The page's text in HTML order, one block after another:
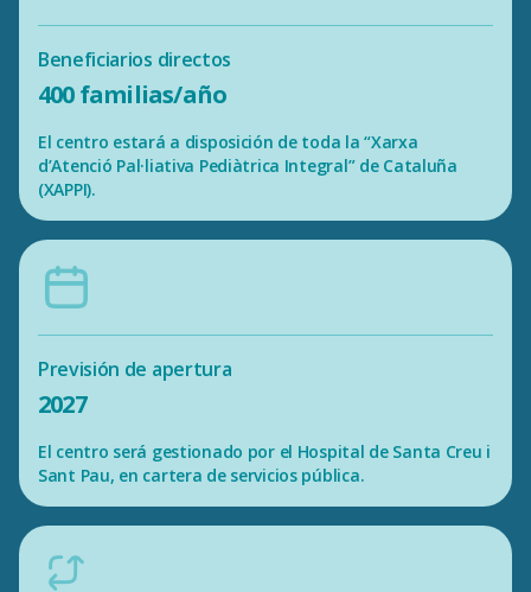
Beneficiarios directos
400 familias/año
El centro estará a disposición de toda la “Xarxa
d’Atenció Pal·liativa Pediàtrica Integral” de Cataluña
(XAPPI).
Previsión de apertura
2027
El centro será gestionado por el Hospital de Santa Creu i
Sant Pau, en cartera de servicios pública.